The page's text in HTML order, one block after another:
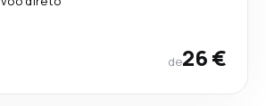
de26 €